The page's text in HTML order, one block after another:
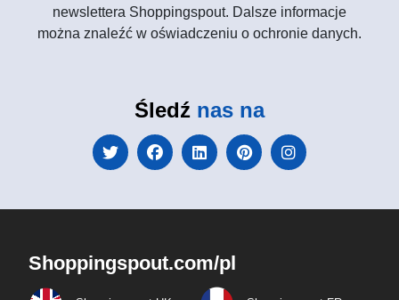
newslettera Shoppingspout. Dalsze informacje
można znaleźć w oświadczeniu o ochronie danych.
Śledź nas na
Shoppingspout.com/pl